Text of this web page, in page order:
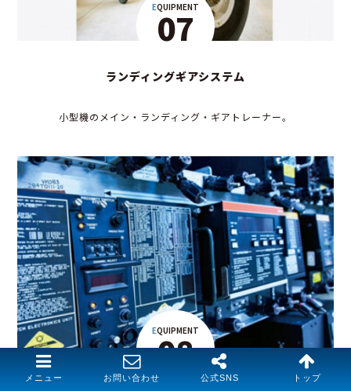
EQUIPMENT
07
ランディングギアシステム
小型機のメイン・ランディング・ギアトレーナー。
EQUIPMENT
08
メニュー お問い合わせ 公式SNS トップ